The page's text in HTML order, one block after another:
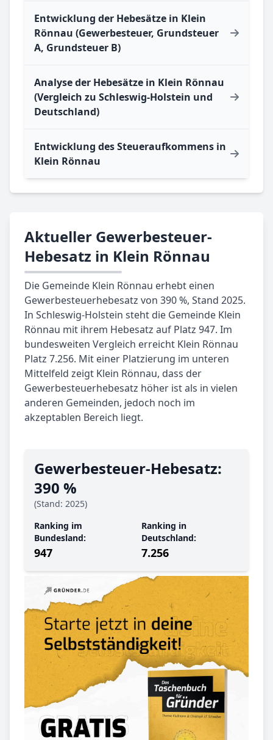
Entwicklung der Hebesätze in Klein
Rönnau (Gewerbesteuer, Grundsteuer
A, Grundsteuer B)
Analyse der Hebesätze in Klein Rönnau
(Vergleich zu Schleswig-Holstein und
Deutschland)
Entwicklung des Steueraufkommens in
Klein Rönnau
Aktueller Gewerbesteuer-
Hebesatz in Klein Rönnau
Die Gemeinde Klein Rönnau erhebt einen
Gewerbesteuerhebesatz von 390 %, Stand 2025.
In Schleswig-Holstein steht die Gemeinde Klein
Rönnau mit ihrem Hebesatz auf Platz 947. Im
bundesweiten Vergleich erreicht Klein Rönnau
Platz 7.256. Mit einer Platzierung im unteren
Mittelfeld zeigt Klein Rönnau, dass der
Gewerbesteuerhebesatz höher ist als in vielen
anderen Gemeinden, jedoch noch im
akzeptablen Bereich liegt.
Gewerbe­steuer-Hebe­satz:
390 %
(Stand: 2025)
Ranking im
Bundesland:
947
Ranking in
Deutschland:
7.256